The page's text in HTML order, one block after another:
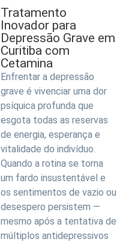
Tratamento
Inovador para
Depressão Grave em
Curitiba com
Cetamina
Enfrentar a depressão
grave é vivenciar uma dor
psíquica profunda que
esgota todas as reservas
de energia, esperança e
vitalidade do indivíduo.
Quando a rotina se torna
um fardo insustentável e
os sentimentos de vazio ou
desespero persistem —
mesmo após a tentativa de
múltiplos antidepressivos